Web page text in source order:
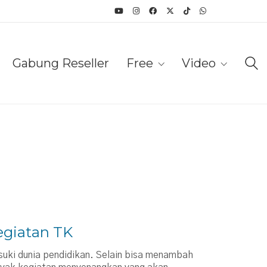
Gabung Reseller Free Video
TK
dunia pendidikan. Selain bisa menambah